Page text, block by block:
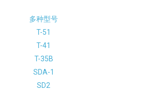
多种型号
T-51
T-41
T-35B
SDA-1
SD2